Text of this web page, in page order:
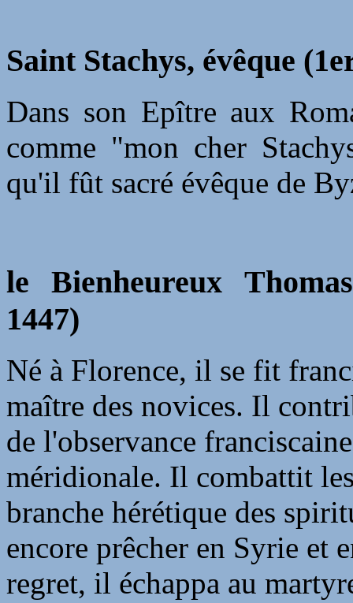
Saint Stachys, évêque
Dans son Epître aux
comme "mon cher
qu'il fût sacré évêque de
le Bienheureux
1447)
Né à Florence, il se fit
maître des novices. Il
de l'observance
méridionale. Il combattit
branche hérétique des
encore prêcher en Syrie et
regret, il échappa au